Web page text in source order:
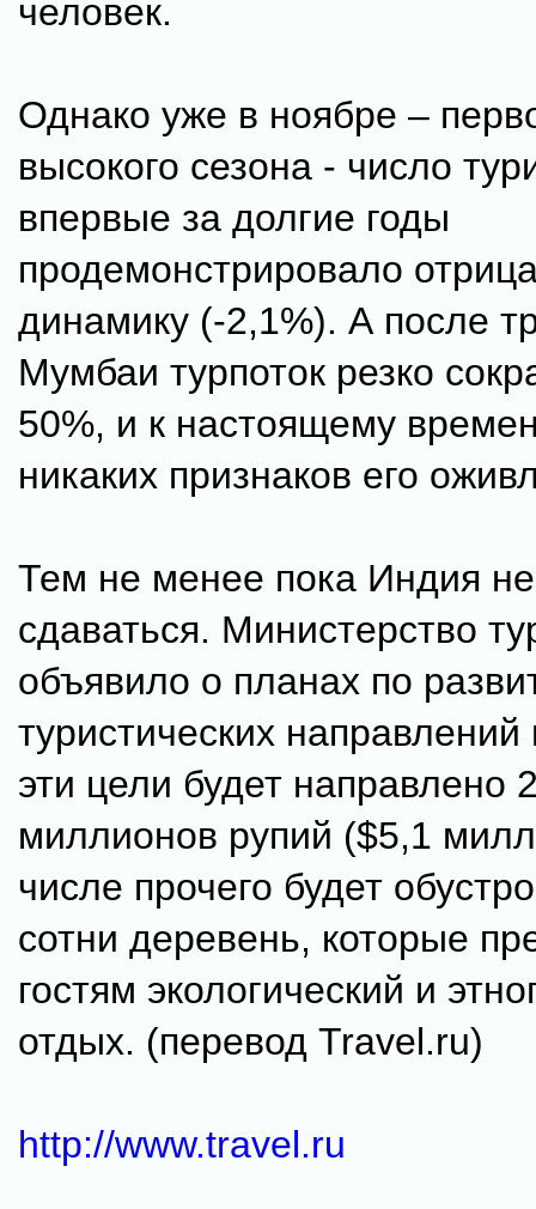
человек.
Однако уже в ноябре –
высокого сезона - число
впервые за долгие годы
продемонстрировало
динамику (-2,1%). А после
Мумбаи турпоток резко
50%, и к настоящему
никаких признаков его
Тем не менее пока Индия
сдаваться. Министерство
объявило о планах по
туристических
эти цели будет направлено
миллионов рупий ($5,1
числе прочего будет
сотни деревень, которые
гостям экологический и
отдых. (перевод Travel.ru)
http://www.travel.ru